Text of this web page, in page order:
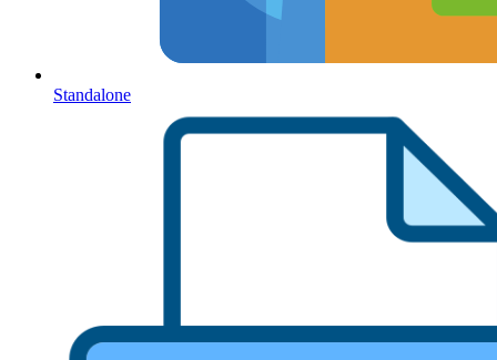
Standalone